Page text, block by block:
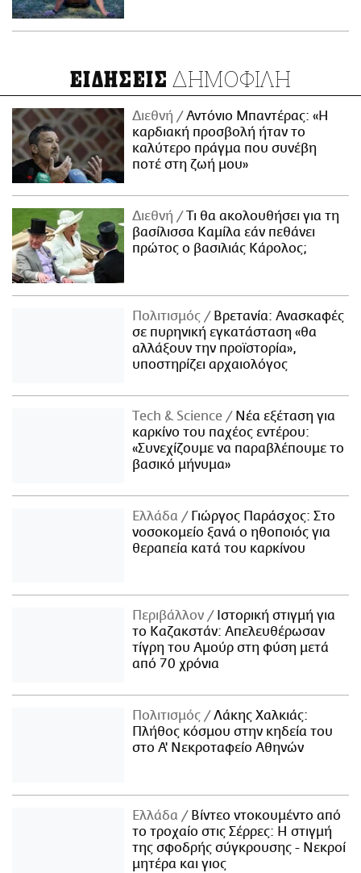
ΕΙΔΗΣΕΙΣ ΔΗΜΟΦΙΛΗ
Διεθνή
Αντόνιο Μπαντέρας: «Η
καρδιακή προσβολή ήταν το
καλύτερο πράγμα που συνέβη
ποτέ στη ζωή μου»
Διεθνή
Τι θα ακολουθήσει για τη
βασίλισσα Καμίλα εάν πεθάνει
πρώτος ο βασιλιάς Κάρολος;
Πολιτισμός
Βρετανία: Ανασκαφές
σε πυρηνική εγκατάσταση «θα
αλλάξουν την προϊστορία»,
υποστηρίζει αρχαιολόγος
Τech & Science
Νέα εξέταση για
καρκίνο του παχέος εντέρου:
«Συνεχίζουμε να παραβλέπουμε το
βασικό μήνυμα»
Ελλάδα
Γιώργος Παράσχος: Στο
νοσοκομείο ξανά ο ηθοποιός για
θεραπεία κατά του καρκίνου
Περιβάλλον
Ιστορική στιγμή για
το Καζακστάν: Απελευθέρωσαν
τίγρη του Αμούρ στη φύση μετά
από 70 χρόνια
Πολιτισμός
Λάκης Χαλκιάς:
Πλήθος κόσμου στην κηδεία του
στο Α' Νεκροταφείο Αθηνών
Ελλάδα
Βίντεο ντοκουμέντο από
το τροχαίο στις Σέρρες: Η στιγμή
της σφοδρής σύγκρουσης - Νεκροί
μητέρα και γιος